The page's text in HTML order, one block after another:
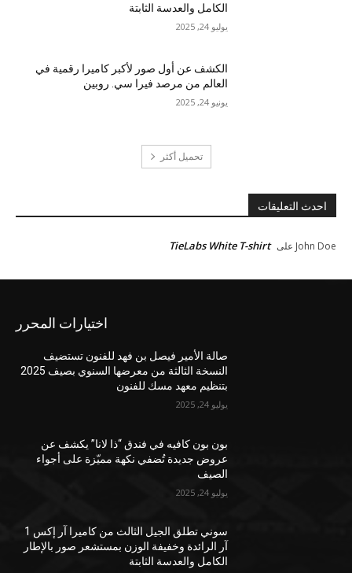
الكامل والعدسة الثابتة
يوليو 24, 2025
الكشف عن أول صور لأكبر كاميرا رقمية في
العالم من مرصد فيرا سي. روبين
يونيو 24, 2025
تحميل أكثر
احدث التعليقات
John Doe على TieLabs White T-shirt
اختيارات المحرر
صالة الأمير فيصل بن فهد للفنون تستضيف
النسخة الثالثة من معرضها السنوي بصيف 2025
بتنظيم معهد مسك للفنون
يوليو 24, 2025
بون بون كافيه في فندق “ذا لانا” يكشف عن
عروض جديدة تُضفي نكهة مميّزة على أجواء
الصيف
يوليو 24, 2025
سوني تطلق الجيل الثالث من كاميرا آر إكس 1
آر الرائدة وخفيفة الوزن بمستشعر صور بالإطار
الكامل والعدسة الثابتة